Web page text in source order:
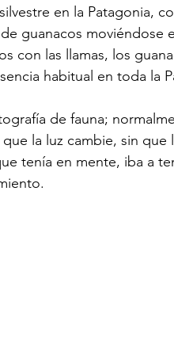
en la Patagonia,
guanacos moviéndose
con las llamas, los
habitual en toda la
de fauna;
la luz cambie, sin que
tenía en mente, iba a